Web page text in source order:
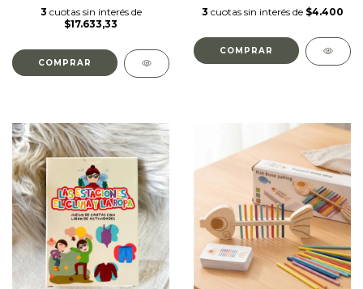
3 cuotas sin interés de
$17.633,33
3 cuotas sin interés de $4.400